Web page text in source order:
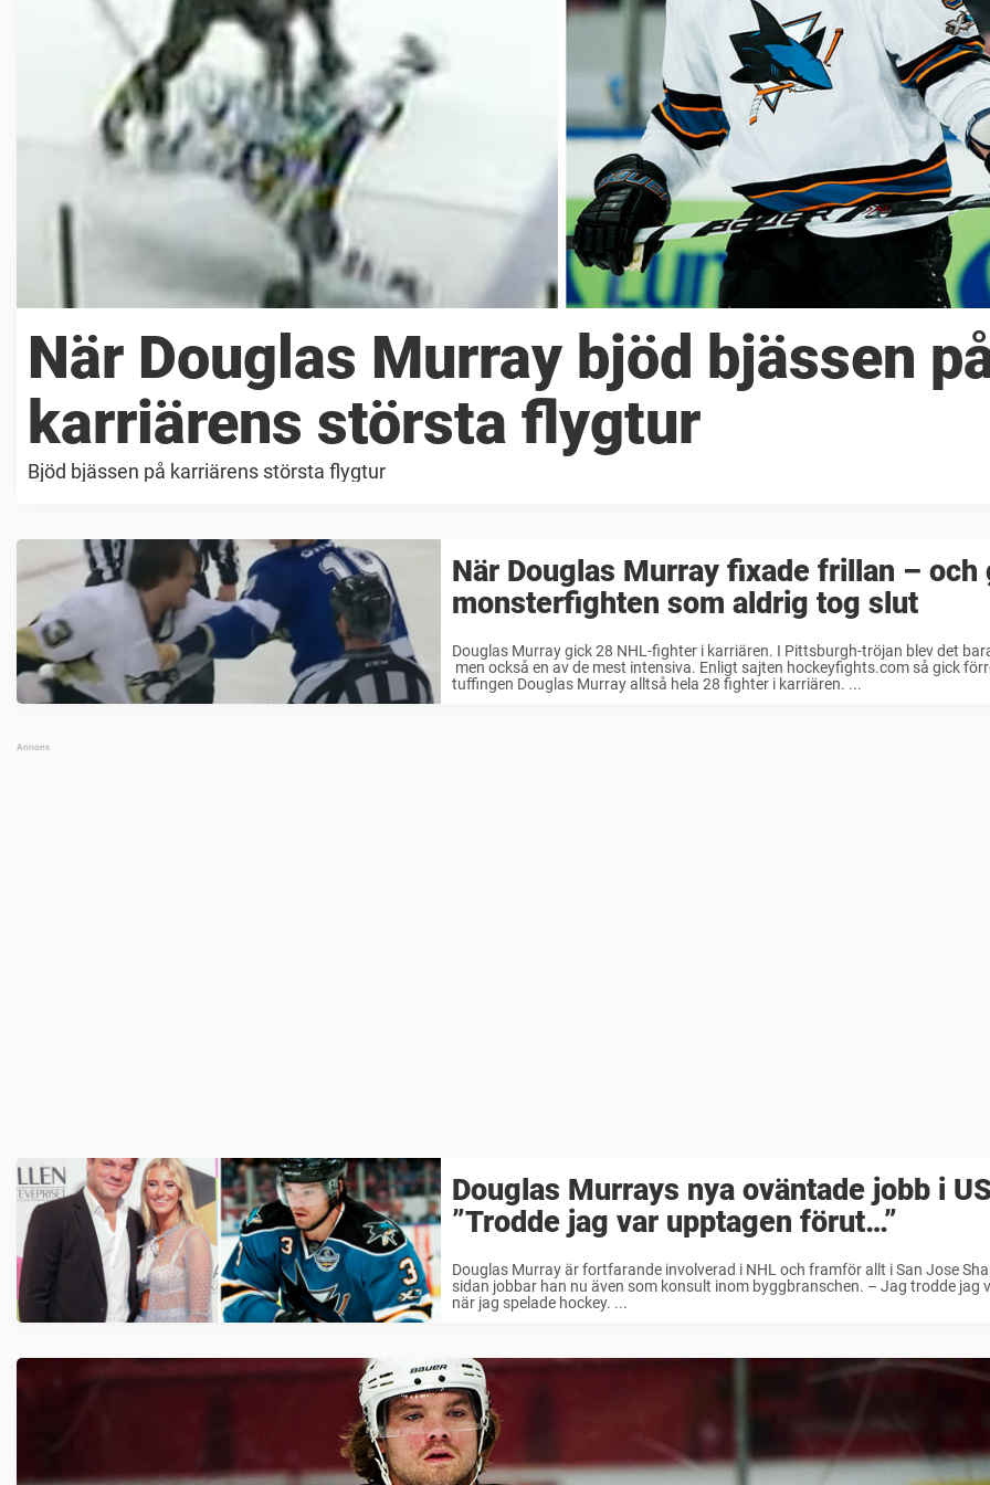
När Douglas Murray bjöd bjässen
karriärens största flygtur
Bjöd bjässen på karriärens största flygtur
När Douglas Murray fixade frillan – och
monsterfighten som aldrig tog slut
Douglas Murray gick 28 NHL-fighter i karriären. I Pittsburgh-tröjan blev det
men också en av de mest intensiva. Enligt sajten hockeyfights.com så gick
tuffingen Douglas Murray alltså hela 28 fighter i karriären. ...
Douglas Murrays nya oväntade jobb i
”Trodde jag var upptagen förut…”
Douglas Murray är fortfarande involverad i NHL och framför allt i San Jose
sidan jobbar han nu även som konsult inom byggbranschen. – Jag trodde jag
när jag spelade hockey. ...